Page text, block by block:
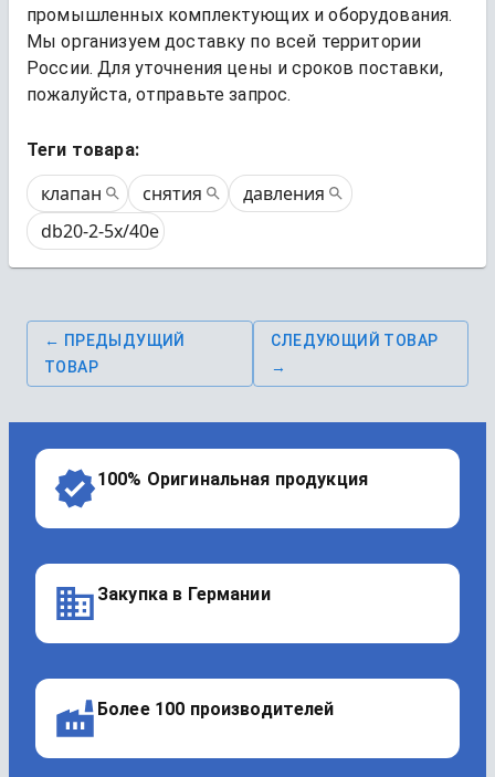
промышленных комплектующих и оборудования.
Мы организуем доставку по всей территории
России. Для уточнения цены и сроков поставки,
пожалуйста, отправьте запрос.
Теги товара:
клапан снятия
давления
db20-2-5x/40e
← ПРЕДЫДУЩИЙ
ТОВАР
СЛЕДУЮЩИЙ ТОВАР
→
100% Оригинальная продукция
Закупка в Германии
Более 100 производителей